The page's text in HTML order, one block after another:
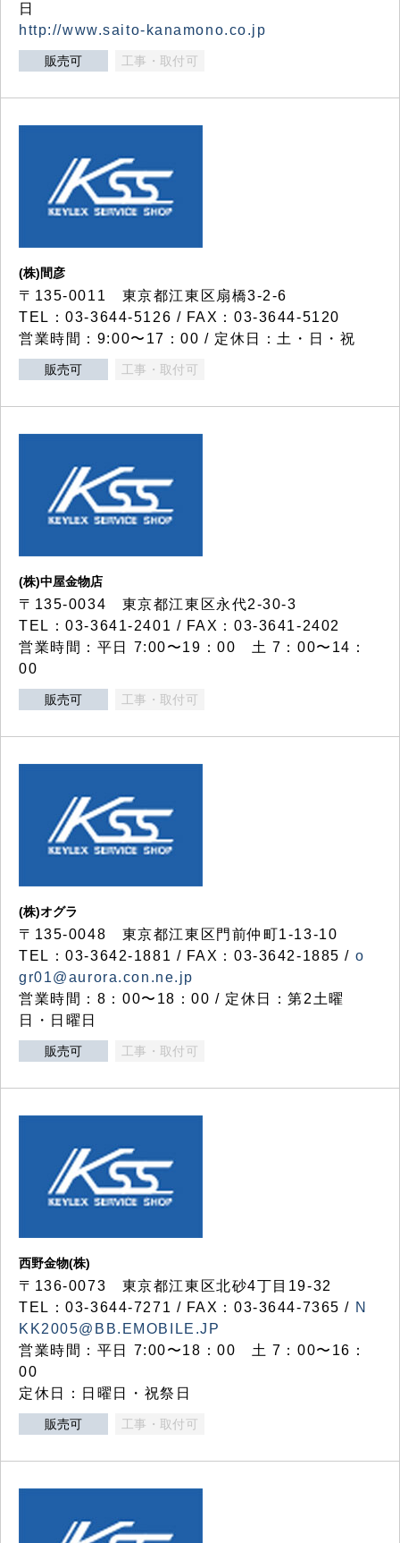
日
http://www.saito-kanamono.co.jp
販売可 工事・取付可
(株)間彦
〒135-0011 東京都江東区扇橋3-2-6
TEL：03-3644-5126 / FAX：03-3644-5120
営業時間：9:00〜17：00 / 定休日：土・日・祝
販売可 工事・取付可
(株)中屋金物店
〒135-0034 東京都江東区永代2-30-3
TEL：03-3641-2401 / FAX：03-3641-2402
営業時間：平日 7:00〜19：00 土 7：00〜14：
00
販売可 工事・取付可
(株)オグラ
〒135-0048 東京都江東区門前仲町1-13-10
TEL：03-3642-1881 / FAX：03-3642-1885 / o
gr01@aurora.con.ne.jp
営業時間：8：00〜18：00 / 定休日：第2土曜
日・日曜日
販売可 工事・取付可
西野金物(株)
〒136-0073 東京都江東区北砂4丁目19-32
TEL：03‐3644‐7271 / FAX：03-3644-7365 / N
KK2005@BB.EMOBILE.JP
営業時間：平日 7:00〜18：00 土 7：00〜16：
00
定休日：日曜日・祝祭日
販売可 工事・取付可